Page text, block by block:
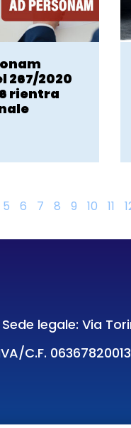
267/2020
rientra
5 6 7 8 9 10 11
Sede legale: Via
C.F.